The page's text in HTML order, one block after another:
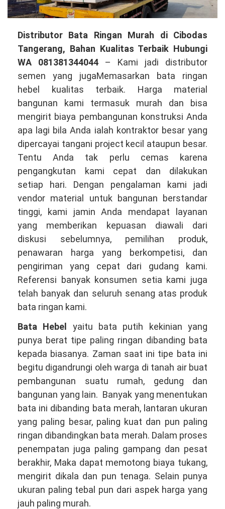
Distributor
Bata
Ringan
Murah
di
Cibodas
Tangerang,
Bahan
Berkualitas
Tinggi
Hubungi
WA
081381344044
Distributor Bata Ringan Murah di Cibodas
Tangerang, Bahan Kualitas Terbaik Hubungi
WA 081381344044 – Kami jadi distributor
semen yang jugaMemasarkan bata ringan
hebel kualitas terbaik. Harga material
bangunan kami termasuk murah dan bisa
mengirit biaya pembangunan konstruksi Anda
apa lagi bila Anda ialah kontraktor besar yang
dipercayai tangani project kecil ataupun besar.
Tentu Anda tak perlu cemas karena
pengangkutan kami cepat dan dilakukan
setiap hari. Dengan pengalaman kami jadi
vendor material untuk bangunan berstandar
tinggi, kami jamin Anda mendapat layanan
yang memberikan kepuasan diawali dari
diskusi sebelumnya, pemilihan produk,
penawaran harga yang berkompetisi, dan
pengiriman yang cepat dari gudang kami.
Referensi banyak konsumen setia kami juga
telah banyak dan seluruh senang atas produk
bata ringan kami.
Bata Hebel yaitu bata putih kekinian yang
punya berat tipe paling ringan dibanding bata
kepada biasanya. Zaman saat ini tipe bata ini
begitu digandrungi oleh warga di tanah air buat
pembangunan suatu rumah, gedung dan
bangunan yang lain. Banyak yang menentukan
bata ini dibanding bata merah, lantaran ukuran
yang paling besar, paling kuat dan pun paling
ringan dibandingkan bata merah. Dalam proses
penempatan juga paling gampang dan pesat
berakhir, Maka dapat memotong biaya tukang,
mengirit dikala dan pun tenaga. Selain punya
ukuran paling tebal pun dari aspek harga yang
jauh paling murah.